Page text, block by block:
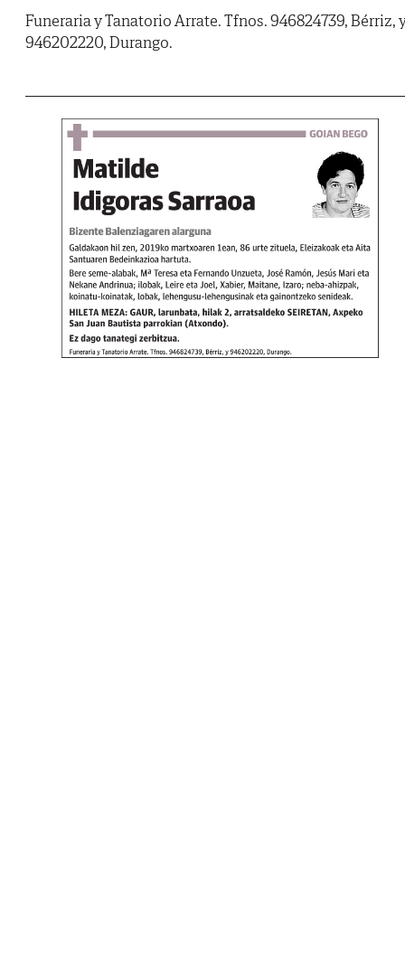
Funeraria y Tanatorio Arrate. Tfnos. 946824739, Bérriz,
946202220, Durango.